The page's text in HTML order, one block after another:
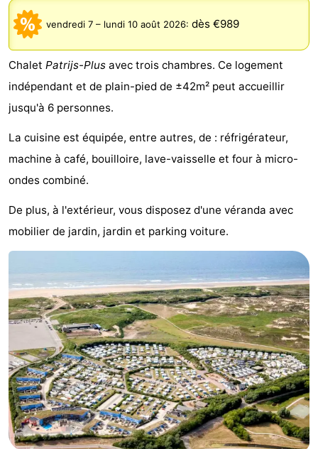
Noordduinen
Duinrell
Hôtels
Last
minutes
Plages
Voir
et
faire
Lieux
d'intérêt
-
Musées
-
Monuments
Points
de
Attractions
-
Croisières
Terrains
de
jeux
-
Aires
de
-
Experiences
Centres
vendredi 7 – lundi 10 août 2026: dès €989
Chalet Patrijs-Plus avec trois chambres. Ce logement
indépendant et de plain-pied de ±42m² peut accueillir
jusqu'à 6 personnes.
La cuisine est équipée, entre autres, de : réfrigérateur,
machine à café, bouilloire, lave-vaisselle et four à micro-
ondes combiné.
De plus, à l'extérieur, vous disposez d'une véranda avec
mobilier de jardin, jardin et parking voiture.